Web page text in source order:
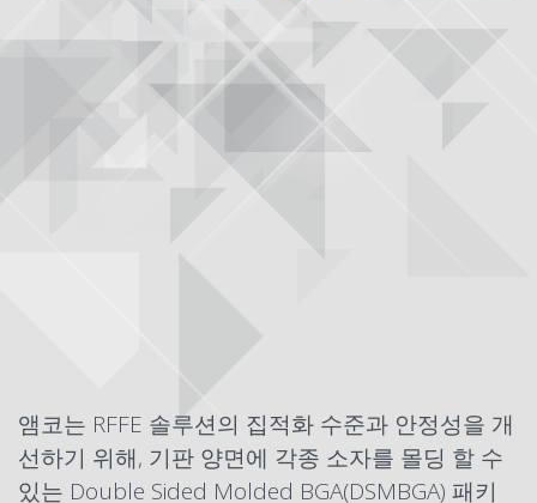
앰코는 RFFE 솔루션의 집적화 수준과 안정성을 개
선하기 위해, 기판 양면에 각종 소자를 몰딩 할 수
있는 Double Sided Molded BGA(DSMBGA) 패키